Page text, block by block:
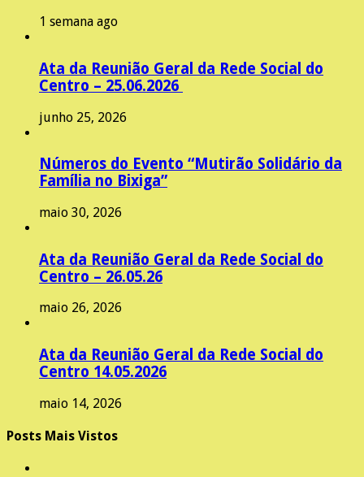
1 semana ago
Ata da Reunião Geral da Rede Social do
Centro – 25.06.2026
junho 25, 2026
Números do Evento “Mutirão Solidário da
Família no Bixiga”
maio 30, 2026
Ata da Reunião Geral da Rede Social do
Centro – 26.05.26
maio 26, 2026
Ata da Reunião Geral da Rede Social do
Centro 14.05.2026
maio 14, 2026
Posts Mais Vistos